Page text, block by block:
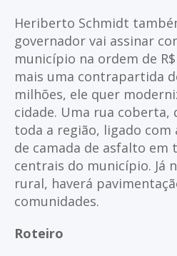
Heriberto Schmidt
governador vai assinar
município na ordem de
mais uma contrapartida
milhões, ele quer
cidade. Uma rua coberta,
toda a região, ligado com
de camada de asfalto em
centrais do município. Já
rural, haverá
comunidades.
Roteiro